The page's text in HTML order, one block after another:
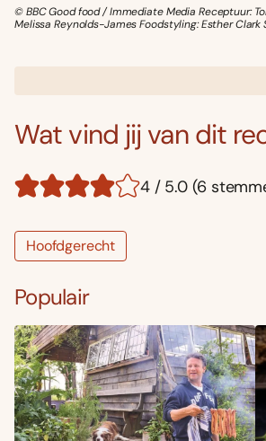
© BBC Good food / Immediate Media Receptuur:
Melissa Reynolds-James Foodstyling: Esther Clark
Wat vind jij van dit
4 / 5.0 (6
Hoofdgerecht
Populair